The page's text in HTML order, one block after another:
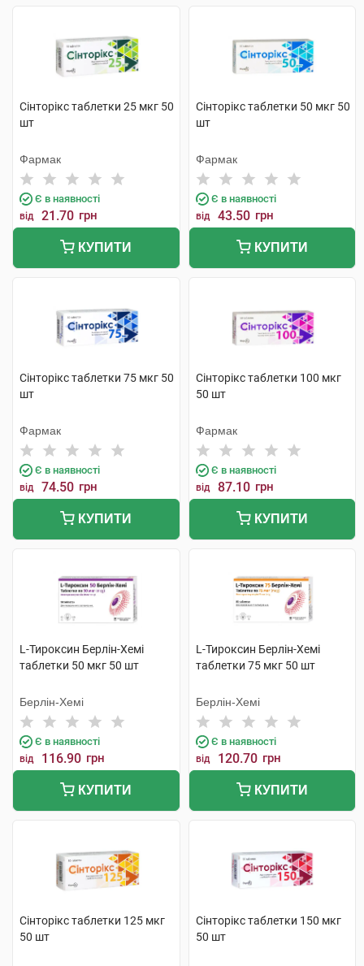
Сінторікс таблетки 25 мкг 50
шт
Фармак
Є в наявності
від 21.70 грн
КУПИТИ
Сінторікс таблетки 50 мкг 50
шт
Фармак
Є в наявності
від 43.50 грн
КУПИТИ
Сінторікс таблетки 75 мкг 50
шт
Фармак
Є в наявності
від 74.50 грн
КУПИТИ
Сінторікс таблетки 100 мкг
50 шт
Фармак
Є в наявності
від 87.10 грн
КУПИТИ
L-Тироксин Берлін-Хемі
таблетки 50 мкг 50 шт
Берлін-Хемі
Є в наявності
від 116.90 грн
КУПИТИ
L-Тироксин Берлін-Хемі
таблетки 75 мкг 50 шт
Берлін-Хемі
Є в наявності
від 120.70 грн
КУПИТИ
Сінторікс таблетки 125 мкг
50 шт
Сінторікс таблетки 150 мкг
50 шт